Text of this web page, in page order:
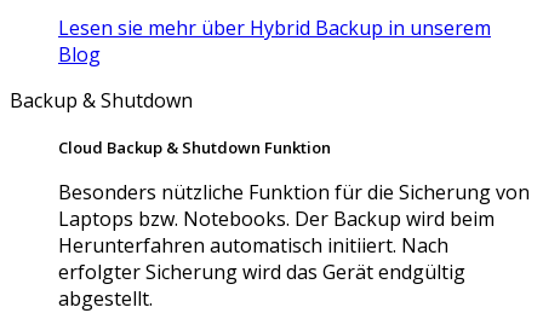
Lesen sie mehr über Hybrid Backup in unserem
Blog
Backup & Shutdown
Cloud Backup & Shutdown Funktion
Besonders nützliche Funktion für die Sicherung von
Laptops bzw. Notebooks. Der Backup wird beim
Herunterfahren automatisch initiiert. Nach
erfolgter Sicherung wird das Gerät endgültig
abgestellt.